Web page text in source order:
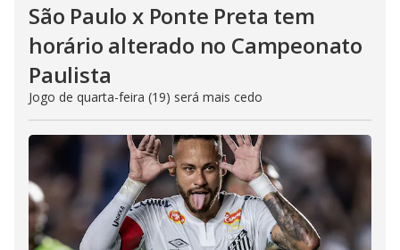
São Paulo x Ponte Preta tem
horário alterado no Campeonato
Paulista
Jogo de quarta-feira (19) será mais cedo